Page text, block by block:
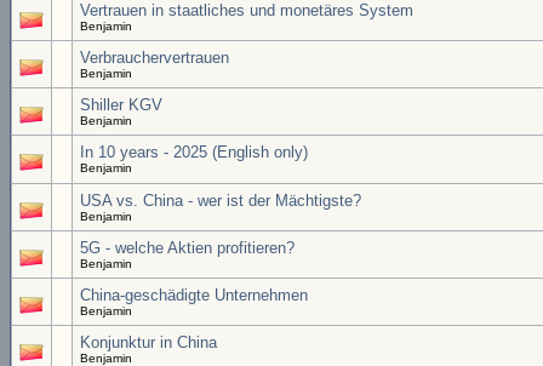
Vertrauen in staatliches und monetäres System
Benjamin
Verbrauchervertrauen
Benjamin
Shiller KGV
Benjamin
In 10 years - 2025 (English only)
Benjamin
USA vs. China - wer ist der Mächtigste?
Benjamin
5G - welche Aktien profitieren?
Benjamin
China-geschädigte Unternehmen
Benjamin
Konjunktur in China
Benjamin